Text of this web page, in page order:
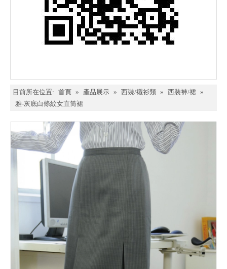
目前所在位置: 首頁 » 產品展示 » 西裝/襯衫類 » 西裝褲/裙 »
雅-灰底白條紋女直筒裙